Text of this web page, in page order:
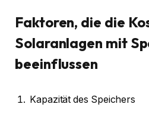
Faktoren, die die
Solaranlagen mit
beeinflussen
Kapazität des Speichers